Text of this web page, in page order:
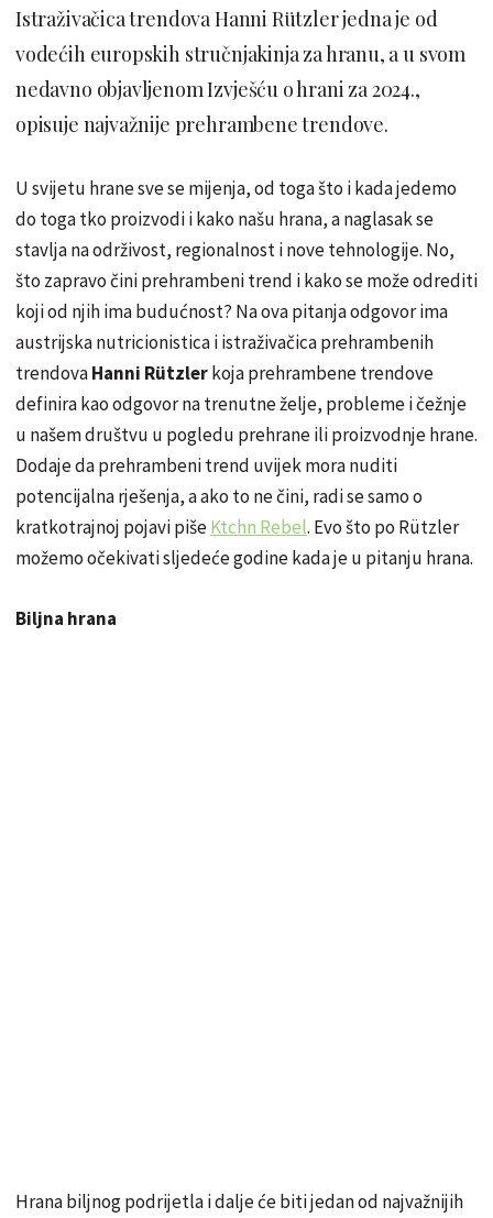
Istraživačica trendova Hanni Rützler jedna je od
vodećih europskih stručnjakinja za hranu, a u svom
nedavno objavljenom Izvješću o hrani za 2024.,
opisuje najvažnije prehrambene trendove.
U svijetu hrane sve se mijenja, od toga što i kada jedemo
do toga tko proizvodi i kako našu hrana, a naglasak se
stavlja na održivost, regionalnost i nove tehnologije. No,
što zapravo čini prehrambeni trend i kako se može odrediti
koji od njih ima budućnost? Na ova pitanja odgovor ima
austrijska nutricionistica i istraživačica prehrambenih
trendovaHanni Rützlerkoja prehrambene trendove
definira kao odgovor na trenutne želje, probleme i čežnje
u našem društvu u pogledu prehrane ili proizvodnje hrane.
Dodaje da prehrambeni trend uvijek mora nuditi
potencijalna rješenja, a ako to ne čini, radi se samo o
kratkotrajnoj pojavi pišeKtchn Rebel. Evo što po Rützler
možemo očekivati sljedeće godine kada je u pitanju hrana.
Biljna hrana
Hrana biljnog podrijetla i dalje će biti jedan od najvažnijih